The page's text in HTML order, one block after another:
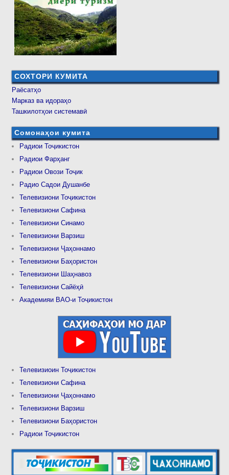
СОХТОРИ КУМИТА
Раёсатҳо
Марказ ва идораҳо
Ташкилотҳои системавӣ
Сомонаҳои кумита
Радиои Тоҷикистон
Радиои Фарҳанг
Радиои Овози Тоҷик
Радио Садои Душанбе
Телевизиони Тоҷикистон
Телевизиони Сафина
Телевизиони Синамо
Телевизиони Варзиш
Телевизиони Ҷаҳоннамо
Телевизиони Баҳористон
Телевизиони Шаҳнавоз
Телевизиони Сайёҳӣ
Академияи ВАО-и Тоҷикистон
Телевизиоин Тоҷикистон
Телевизиони Сафина
Телевизиони Ҷаҳоннамо
Телевизиони Варзиш
Телевизиони Баҳористон
Радиои Тоҷикистон